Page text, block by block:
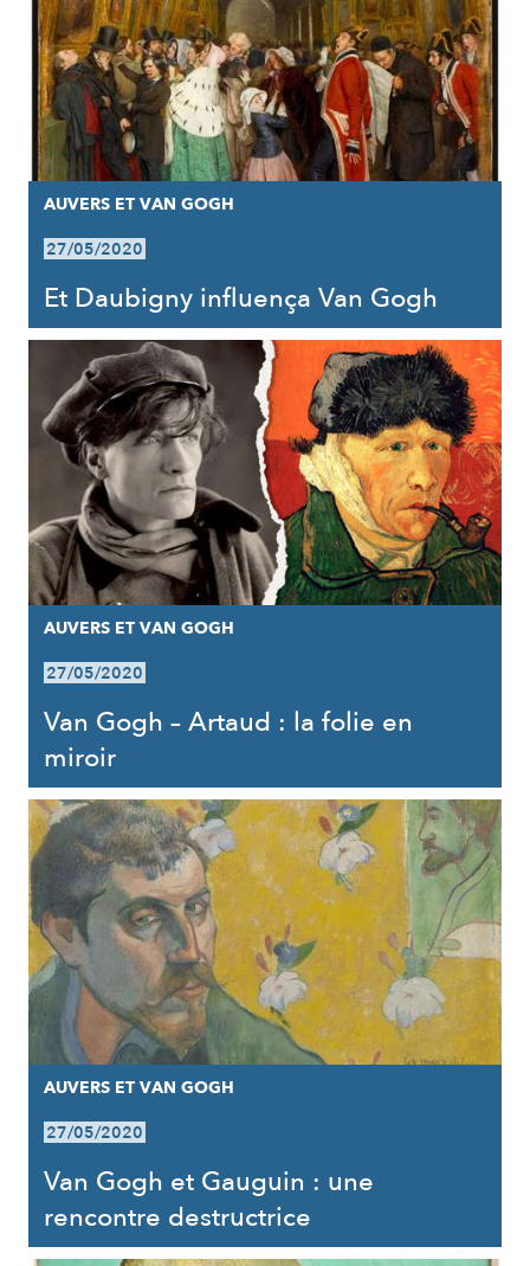
AUVERS ET VAN GOGH
27/05/2020
Et Daubigny influença Van Gogh
AUVERS ET VAN GOGH
27/05/2020
Van Gogh – Artaud : la folie en
miroir
AUVERS ET VAN GOGH
27/05/2020
Van Gogh et Gauguin : une
rencontre destructrice